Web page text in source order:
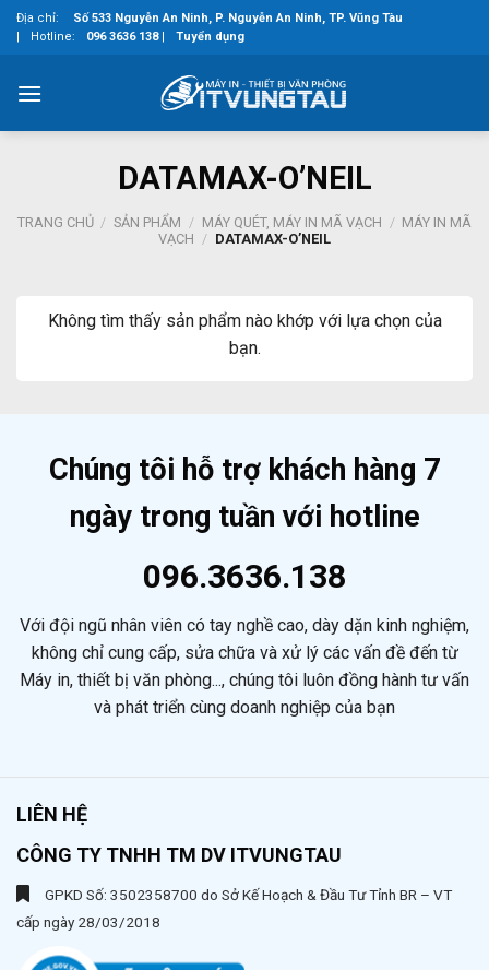
SkipĐịa chỉ:
Số 533 Nguyễn An Ninh, P. Nguyễn An Ninh, TP. Vũng Tàu
|
Hotline: 096 3636 138 | Tuyển dụng
DATAMAX-O’NEIL
TRANG CHỦ / SẢN PHẨM / MÁY QUÉT, MÁY IN MÃ VẠCH / MÁY IN MÃ
VẠCH / DATAMAX-O’NEIL
Không tìm thấy sản phẩm nào khớp với lựa chọn của
bạn.
Chúng tôi hỗ trợ khách hàng 7
ngày trong tuần với hotline
096.3636.138
Với đội ngũ nhân viên có tay nghề cao, dày dặn kinh nghiệm,
không chỉ cung cấp, sửa chữa và xử lý các vấn đề đến từ
Máy in, thiết bị văn phòng..., chúng tôi luôn đồng hành tư vấn
và phát triển cùng doanh nghiệp của bạn
LIÊN HỆ
CÔNG TY TNHH TM DV ITVUNGTAU
GPKD Số: 3502358700 do Sở Kế Hoạch & Đầu Tư Tỉnh BR – VT
cấp ngày 28/03/2018